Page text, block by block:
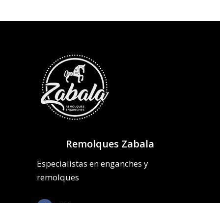
Remolques Zabala
Especialistas en enganches y
remolques